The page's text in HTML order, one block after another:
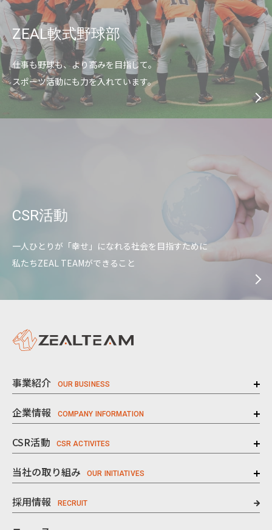
ZEAL軟式野球部
仕事も野球も、より高みを目指して。
スポーツ活動にも力を入れています。
CSR活動
一人ひとりが「幸せ」になれる社会を目指すために
私たちZEAL TEAMができること
事業紹介
企業情報
CSR活動
当社の取り組み
採用情報